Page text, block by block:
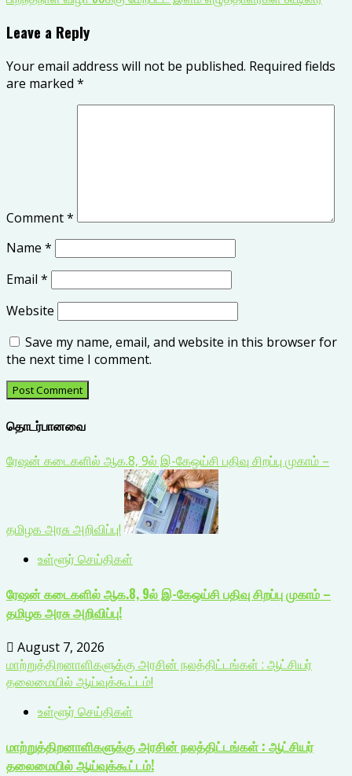
Leave a Reply
Your email address will not be published. Required fields
are marked *
Comment*
Name *
Email *
Website
Save my name, email, and website in this browser for
the next time I comment.
தொடர்பானவை
ரேஷன் கடைகளில் ஆக.8, 9ல் இ-கேஒய்சி பதிவு சிறப்பு முகாம் –
தமிழக அரசு அறிவிப்பு!
உள்ளூர் செய்திகள்
ரேஷன் கடைகளில் ஆக.8, 9ல் இ-கேஒய்சி பதிவு சிறப்பு முகாம் –
தமிழக அரசு அறிவிப்பு!
August 7, 2026
மாற்றுத்திறனாளிகளுக்கு அரசின் நலத்திட்டங்கள் : ஆட்சியர்
தலைமையில் ஆய்வுக்கூட்டம்!
உள்ளூர் செய்திகள்
மாற்றுத்திறனாளிகளுக்கு அரசின் நலத்திட்டங்கள் : ஆட்சியர்
தலைமையில் ஆய்வுக்கூட்டம்!